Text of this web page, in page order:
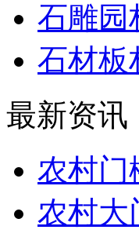
石雕园
石材板
最新资讯
农村门
农村大